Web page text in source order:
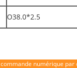
O38.0*2.5
commande numérique